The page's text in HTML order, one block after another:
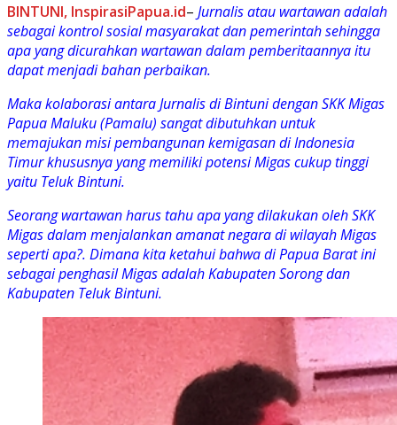
BINTUNI, InspirasiPapua.id– Jurnalis atau wartawan adalah
sebagai kontrol sosial masyarakat dan pemerintah sehingga
apa yang dicurahkan wartawan dalam pemberitaannya itu
dapat menjadi bahan perbaikan.
Maka kolaborasi antara Jurnalis di Bintuni dengan SKK Migas
Papua Maluku (Pamalu) sangat dibutuhkan untuk
memajukan misi pembangunan kemigasan di Indonesia
Timur khususnya yang memiliki potensi Migas cukup tinggi
yaitu Teluk Bintuni.
Seorang wartawan harus tahu apa yang dilakukan oleh SKK
Migas dalam menjalankan amanat negara di wilayah Migas
seperti apa?. Dimana kita ketahui bahwa di Papua Barat ini
sebagai penghasil Migas adalah Kabupaten Sorong dan
Kabupaten Teluk Bintuni.